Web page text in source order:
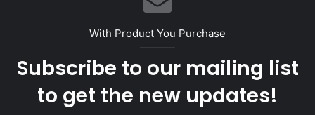
With Product You Purchase
Subscribe to our mailing list
to get the new updates!